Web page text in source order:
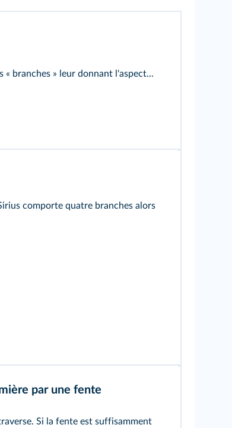
branches » leur donnant l'aspect...
comporte quatre branches alors
par une fente
Si la fente est suffisamment